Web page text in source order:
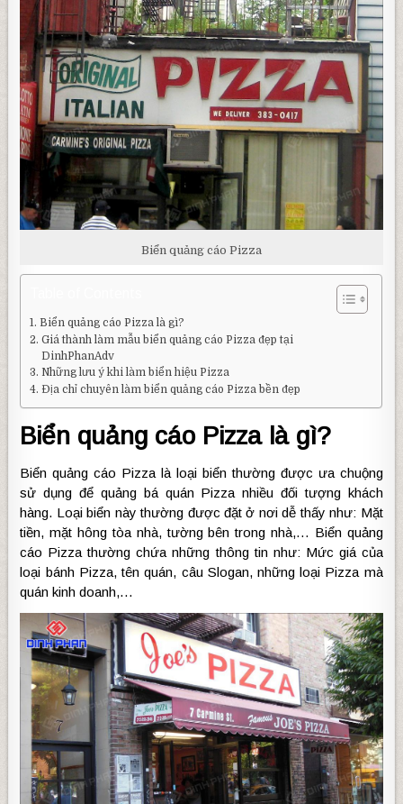
Biển quảng cáo Pizza
Biển quảng cáo Pizza là gì?
Giá thành làm mẫu biển quảng cáo Pizza đẹp tại
DinhPhanAdv
Những lưu ý khi làm biển hiệu Pizza
Địa chỉ chuyên làm biển quảng cáo Pizza bền đẹp
Biển quảng cáo Pizza là gì?
Biển quảng cáo Pizza là loại biển thường được ưa chuộng
sử dụng để quảng bá quán Pizza nhiều đối tượng khách
hàng. Loại biển này thường được đặt ở nơi dễ thấy như: Mặt
tiền, mặt hông tòa nhà, tường bên trong nhà,… Biển quảng
cáo Pizza thường chứa những thông tin như: Mức giá của
loại bánh Pizza, tên quán, câu Slogan, những loại Pizza mà
quán kinh doanh,…